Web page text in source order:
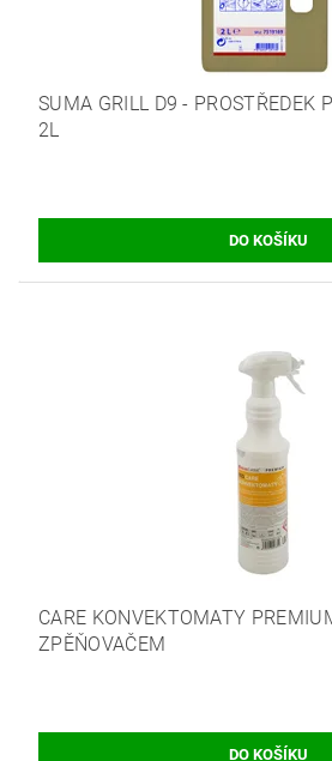
SUMA GRILL D9 - PROSTŘEDEK
2L
CARE KONVEKTOMATY
ZPĚŇOVAČEM